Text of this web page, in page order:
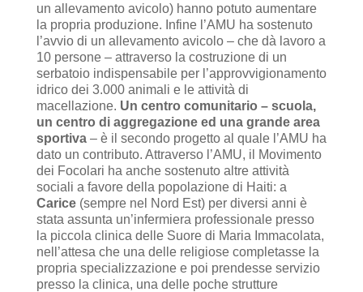
un allevamento avicolo) hanno potuto aumentare
la propria produzione. Infine l’AMU ha sostenuto
l’avvio di un allevamento avicolo – che dà lavoro a
10 persone – attraverso la costruzione di un
serbatoio indispensabile per l’approvvigionamento
idrico dei 3.000 animali e le attività di
macellazione. Un centro comunitario – scuola,
un centro di aggregazione ed una grande area
sportiva– è il secondo progetto al quale l’AMU ha
dato un contributo. Attraverso l’AMU, il Movimento
dei Focolari ha anche sostenuto altre attività
sociali a favore della popolazione di Haiti: a
Carice(sempre nel Nord Est) per diversi anni è
stata assunta un’infermiera professionale presso
la piccola clinica delle Suore di Maria Immacolata,
nell’attesa che una delle religiose completasse la
propria specializzazione e poi prendesse servizio
presso la clinica, una delle poche strutture